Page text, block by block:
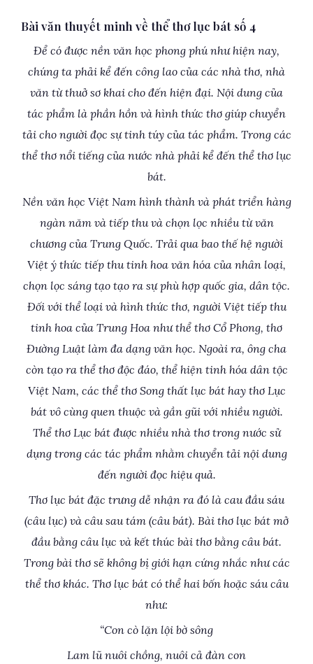
Bài văn thuyết minh về thể thơ lục bát số 4
Để có được nền văn học phong phú như hiện nay,
chúng ta phải kể đến công lao của các nhà thơ, nhà
văn từ thuở sơ khai cho đến hiện đại. Nội dung của
tác phẩm là phần hồn và hình thức thơ giúp chuyển
tải cho người đọc sự tinh túy của tác phẩm. Trong các
thể thơ nổi tiếng của nước nhà phải kể đến thể thơ lục
bát.
Nền văn học Việt Nam hình thành và phát triển hàng
ngàn năm và tiếp thu và chọn lọc nhiều từ văn
chương của Trung Quốc. Trải qua bao thế hệ người
Việt ý thức tiếp thu tinh hoa văn hóa của nhân loại,
chọn lọc sáng tạo tạo ra sự phù hợp quốc gia, dân tộc.
Đối với thể loại và hình thức thơ, người Việt tiếp thu
tinh hoa của Trung Hoa như thể thơ Cổ Phong, thơ
Đường Luật làm đa dạng văn học. Ngoài ra, ông cha
còn tạo ra thể thơ độc đáo, thể hiện tinh hóa dân tộc
Việt Nam, các thể thơ Song thất lục bát hay thơ Lục
bát vô cùng quen thuộc và gần gũi với nhiều người.
Thể thơ Lục bát được nhiều nhà thơ trong nước sử
dụng trong các tác phẩm nhằm chuyển tải nội dung
đến người đọc hiệu quả.
Thơ lục bát đặc trưng dễ nhận ra đó là cau đầu sáu
(câu lục) và câu sau tám (câu bát). Bài thơ lục bát mở
đầu bằng câu lục và kết thúc bài thơ bằng câu bát.
Trong bài thơ sẽ không bị giới hạn cứng nhắc như các
thể thơ khác. Thơ lục bát có thể hai bốn hoặc sáu câu
như:
“Con cò lặn lội bờ sông
Lam lũ nuôi chồng, nuôi cả đàn con